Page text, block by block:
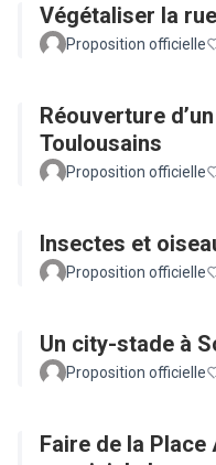
Végétaliser la
Proposition officielle
Réouverture
Toulousains
Proposition officielle
Insectes et
Proposition officielle
Un city-stade à
Proposition officielle
Faire de la